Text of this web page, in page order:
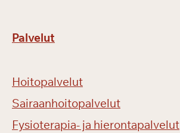
Palvelut
Hoitopalvelut
Sairaanhoitopalvelut
Fysioterapia- ja hierontapalvelut